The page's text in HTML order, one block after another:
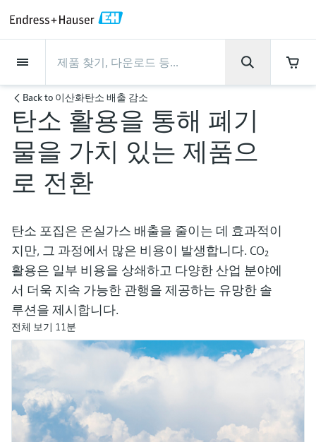
제품
Flow measurement
Level
액체 분석
온도 측정
Pressure
시스템 구성품
화학적 특성의 광학 분석
Netilion IIoT
소프트웨어
Flow measurement
전자 유량계
코리올리스 질량 유량계
초음파 유량계
볼텍스 유량계
열 질량식 유량계
Differential pressure flow
measurement
모두 쇼핑하기
Level
Radar level measurement
Vibronic point level detection
Guided radar level measurement
Ultrasonic level measurement
Capacitance level measurement
Hydrostatic level measurement
Conductive level measurement
Float switch level measurement
Radiometric level measurement
액체 분석
pH sensors & transmitters
Conductivity sensors & transmitters
Turbidity sensors & transmitters
Chlorine sensors & transmitters
Oxygen sensors & transmitters
Laboratory instruments
자동 용수 샘플러
TOC, COD & SAC analyzers
ORP sensors & transmitters
온도 측정
Temperature transmitters
Industrial thermometers
써모웰
고온 온도계
위생 온도계
소형 온도계
온도 스위치
표면 온도계
케이블 프로브
Pressure
Absolute and gauge pressure
measurement
차압 변환기를 사용한 연속 압력 측
정
모두 쇼핑하기
시스템 구성품
Data managers & data loggers
프로세스 디스플레이 및 컨트롤 유
닛
WirelessHART 솔루션
게이트웨이 및 모뎀
장치 구성 태블릿
에너지 매니저 및 애플리케이션 매
니저
서지 피뢰기
화학적 특성의 광학 분석
TDLAS 및 QF 분석기
Raman 분광 분석기
배출 모니터링 솔루션
입자 측정 계기
디지털 분석기 솔루션
프로세스 가스 분석기
공기질 측정 계기
연기 감지기
가시거리 측정 계기
Netilion IIoT
Netilion Value
Netilion Health
Netilion Analytics
Netilion Library
Netilion Inventory
Netilion Connect
Netilion Device Viewer
Netilion Water
서비스
프로젝트 및 시운전 서비스
서비스 지원 및 트레이닝
유지보수 서비스
성능 최적화 서비스
View all
프로젝트 및 시운전 서비스
계기의 시운전 서비스
산업 프로젝트 관리 서비스
워런티 연장
서비스 지원 및 트레이닝
스마트 서포트
원격 자산 모니터링
프로세스 계측 교육 과정
유지보수 서비스
검증 서비스
On-site calibration services
예방 유지보수 서비스
수리 서비스
성능 최적화 서비스
측정 성능 분석
검교정 주기 최적화
동적 설치 자산 분석
산업
식음료 산업
Water, Wastewater & Waste
Oil & Gas / Marine
Life Sciences
화학: 지속가능한 성공을 위한 파
트너십
Power & Energy
Mining, Minerals & Metals
유틸리티 - 스팀
지원
서비스 지원
고객 지원 - 모든 서비스를 한눈에 확인해보
세요!
자료 다운로드
자료를 다운로드 받으실 수 있습니다.
배우기
교육 자료
엔드레스하우저가 제공하는 교육 자료를 통
해 역량을 강화하세요
전시회 및 세미나
엔드레스하우저는 온/오프라인 세미나, 전시
회, 트레이닝 등 고객 여러분과의 원활한 소
통을 위해 다양한 채널을 제공합니다.
회사 소개
엔드레스하우저 소개
생산 공장
핵심 역량
고객 성공 사례
뉴스 & 스토리
전시회 및 세미나
커리어
엔드레스하우저 소개
그룹 소개
한국엔드레스하우저
2024년 경영성과
그룹 경영
연혁
기업 문화와 가치
지속 가능 경영
관계사
생산 공장
Endress+Hauser Level+Pressure
Endress+Hauser Flow
Endress+Hauser Liquid Analysis
Endress+Hauser
Temperature+System Products
Endress+Hauser Digital Solutions
Endress+Hauser Optical Analysis
Endress+Hauser SICK
핵심 역량
공정 안전성
Cybersecurity
공정 자동화 프로젝트
My Endress+Hauser
전자 구매 시스템의 통합
뉴스 & 스토리
뉴스 & 스토리
모든 기사
보도자료
엔드레스하우저 스토리
미디어 라이브러리
프레스 이벤트
전시회 및 세미나
트레이닝
세미나
전시회
웨비나
서밋
네트워킹
이벤트 & 트레이닝 찾기
커리어
Explore open positions
채용 기회
Job opportunities at Analytik Jena
Job opportunities with Innovative
Sensor Technology IST AG
Job opportunities at
Endress+Hauser SICK
Back to 이산화탄소 배출 감소
탄소 활용을 통해 폐기
물을 가치 있는 제품으
로 전환
탄소 포집은 온실가스 배출을 줄이는 데 효과적이
지만, 그 과정에서 많은 비용이 발생합니다. CO₂
활용은 일부 비용을 상쇄하고 다양한 산업 분야에
서 더욱 지속 가능한 관행을 제공하는 유망한 솔
루션을 제시합니다.
전체 보기 11분